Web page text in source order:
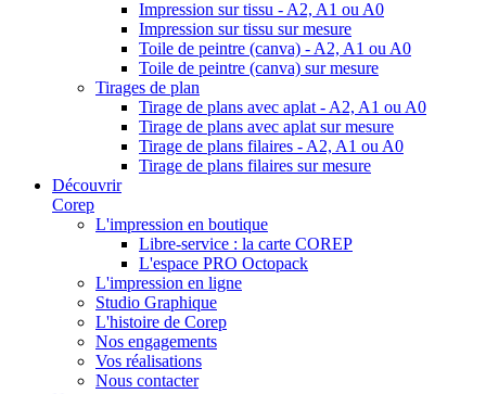
Impression sur tissu - A2, A1 ou A0
Impression sur tissu sur mesure
Toile de peintre (canva) - A2, A1 ou A0
Toile de peintre (canva) sur mesure
Tirages de plan
Tirage de plans avec aplat - A2, A1 ou A0
Tirage de plans avec aplat sur mesure
Tirage de plans filaires - A2, A1 ou A0
Tirage de plans filaires sur mesure
Découvrir
Corep
L'impression en boutique
Libre-service : la carte COREP
L'espace PRO Octopack
L'impression en ligne
Studio Graphique
L'histoire de Corep
Nos engagements
Vos réalisations
Nous contacter